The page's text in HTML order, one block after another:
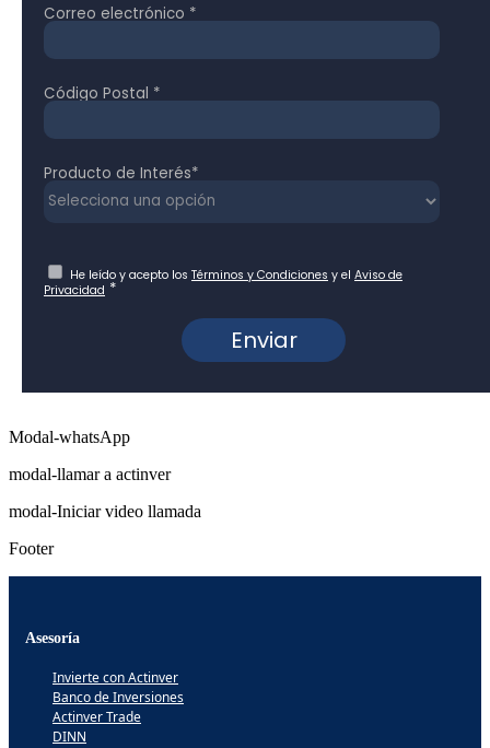
Modal-whatsApp
modal-llamar a actinver
modal-Iniciar video llamada
Footer
Asesoría
Invierte con Actinver
Banco de Inversiones
Actinver Trade
DINN